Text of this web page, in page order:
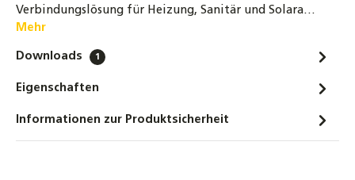
Verbindungslösung für Heizung, Sanitär und Solara…
Mehr
Downloads 1
Eigenschaften
Informationen zur Produktsicherheit